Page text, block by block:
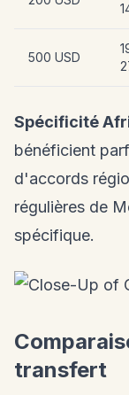
500 USD
Spécificité
bénéficient
d'accords
régulières de
spécifique.
transfert